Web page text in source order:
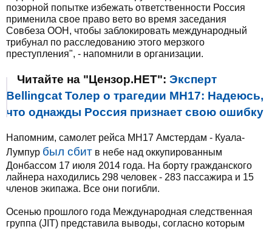
позорной попытке избежать ответственности Россия
применила свое право вето во время заседания
Совбеза ООН, чтобы заблокировать международный
трибунал по расследованию этого мерзкого
преступления", - напомнили в организации.
Читайте на "Цензор.НЕТ": Эксперт
Bellingcat Толер о трагедии МН17: Надеюсь,
что однажды Россия признает свою ошибку
Напомним, самолет рейса МН17 Амстердам - Куала-
Лумпур был сбит в небе над оккупированным
Донбассом 17 июля 2014 года. На борту гражданского
лайнера находились 298 человек - 283 пассажира и 15
членов экипажа. Все они погибли.
Осенью прошлого года Международная следственная
группа (JIT) представила выводы, согласно которым